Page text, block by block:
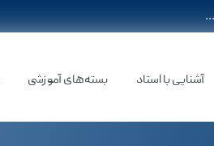
آشنایی با استاد بسته‌های آموزشی